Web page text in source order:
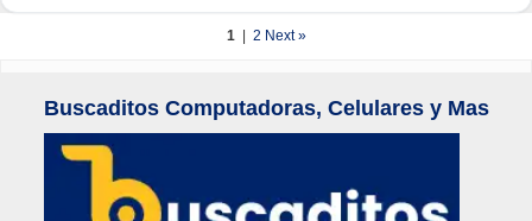
1 | 2 Next »
Buscaditos Computadoras, Celulares y Mas